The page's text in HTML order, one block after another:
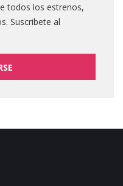
todos los estrenos,
Suscribete al